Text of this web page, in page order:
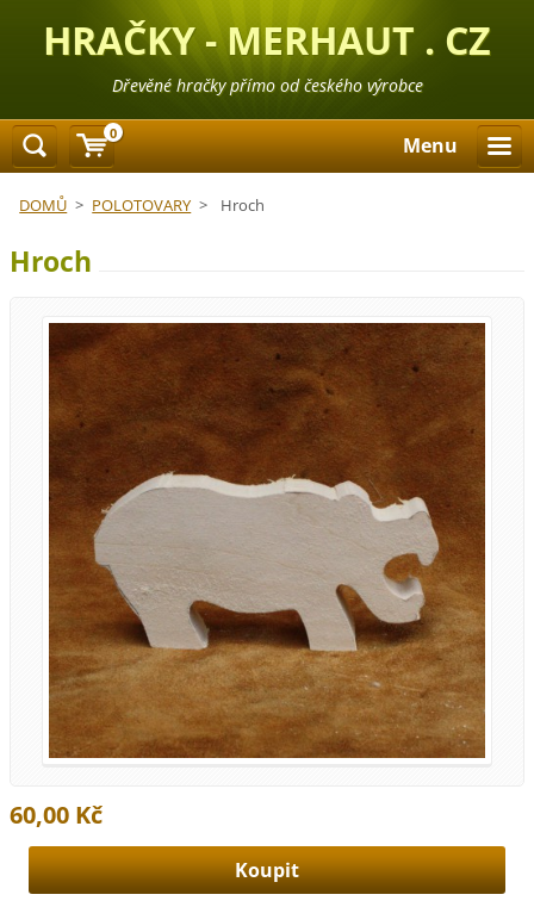
HRAČKY - MERHAUT . CZ
Dřevěné hračky přímo od českého výrobce
Menu
DOMŮ > POLOTOVARY > Hroch
Hroch
60,00 Kč
0